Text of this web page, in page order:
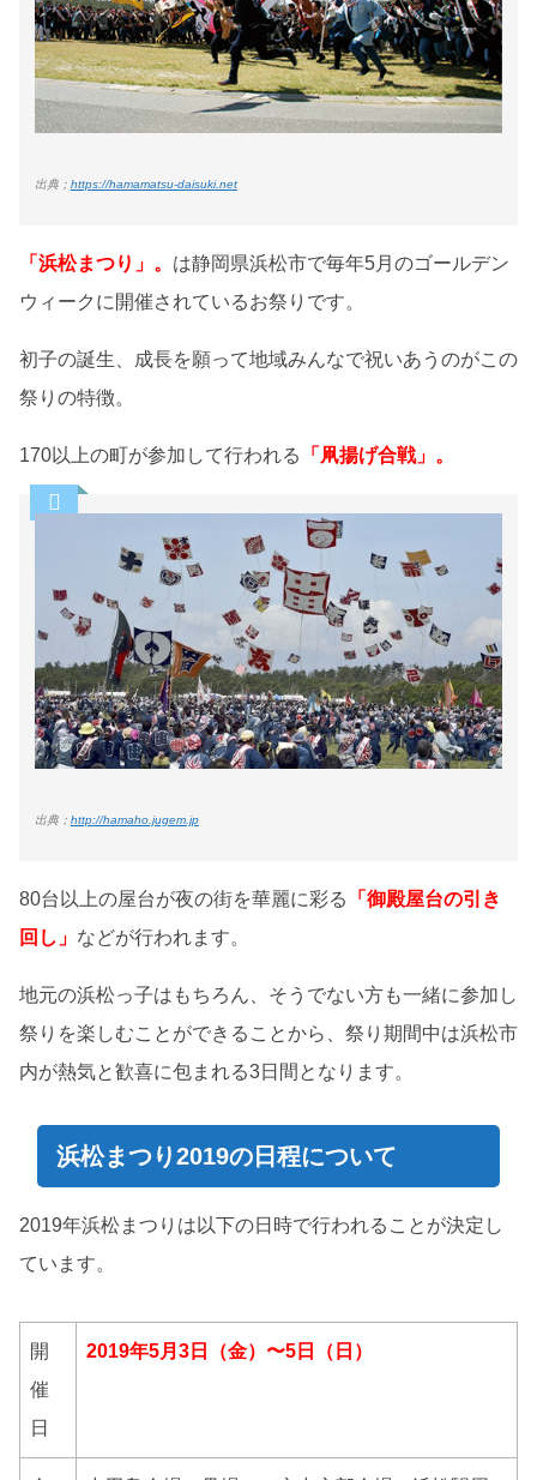
出典； https://hamamatsu-daisuki.net
「浜松まつり」。 は静岡県浜松市で毎年5月のゴールデン
ウィークに開催されているお祭りです。
初子の誕生、成長を願って地域みんなで祝いあうのがこの
祭りの特徴。
170以上の町が参加して行われる 「凧揚げ合戦」。
出典； http://hamaho.jugem.jp
80台以上の屋台が夜の街を華麗に彩る
「御殿屋台の引き
回し」 などが行われます。
地元の浜松っ子はもちろん、そうでない方も一緒に参加し
祭りを楽しむことができることから、祭り期間中は浜松市
内が熱気と歓喜に包まれる3日間となります。
浜松まつり2019の日程について
2019年浜松まつりは以下の日時で行われることが決定し
ています。
開
催
日
2019年5月3日（金）〜5日（日）